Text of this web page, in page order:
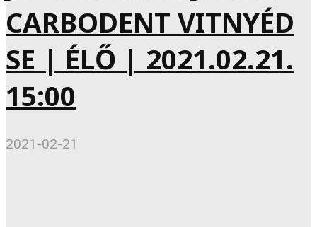
CARBODENT VITNYÉD
SE | ÉLŐ | 2021.02.21.
15:00
2021-02-21